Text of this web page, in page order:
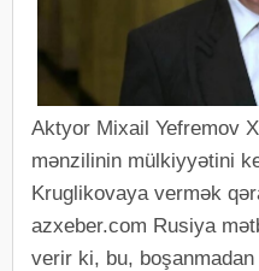
Aktyor Mixail Yefremov
mənzilinin mülkiyyətini
Kruglikovaya vermək
azxeber.com Rusiya
verir ki, bu, boşanmadan